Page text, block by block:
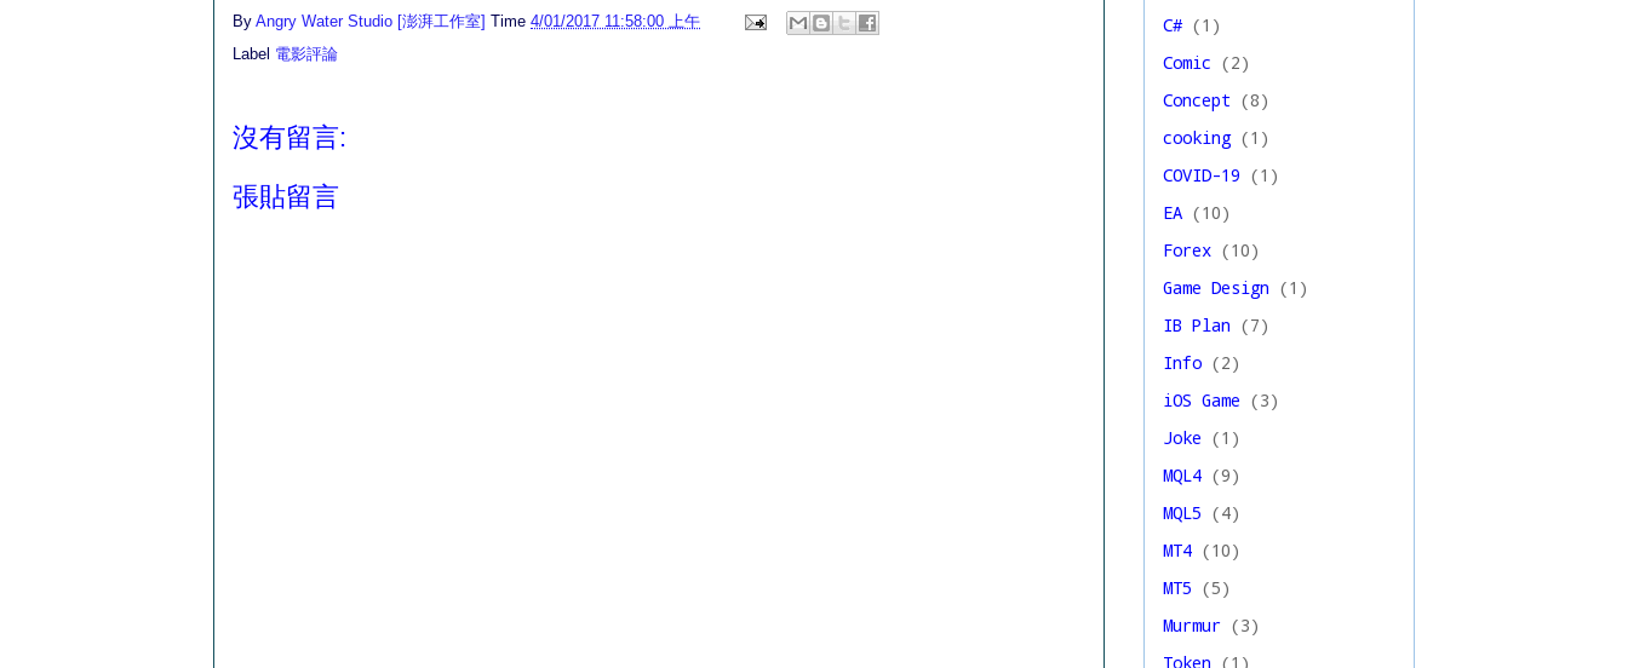
By Angry Water Studio [澎湃工作室] Time 4/01/2017 11:58:00 上午
Label 電影評論
沒有留言:
張貼留言
C# (1)
Comic (2)
Concept (8)
cooking (1)
COVID-19 (1)
EA (10)
Forex (10)
Game Design (1)
IB Plan (7)
Info (2)
iOS Game (3)
Joke (1)
MQL4 (9)
MQL5 (4)
MT4 (10)
MT5 (5)
Murmur (3)
Token (1)